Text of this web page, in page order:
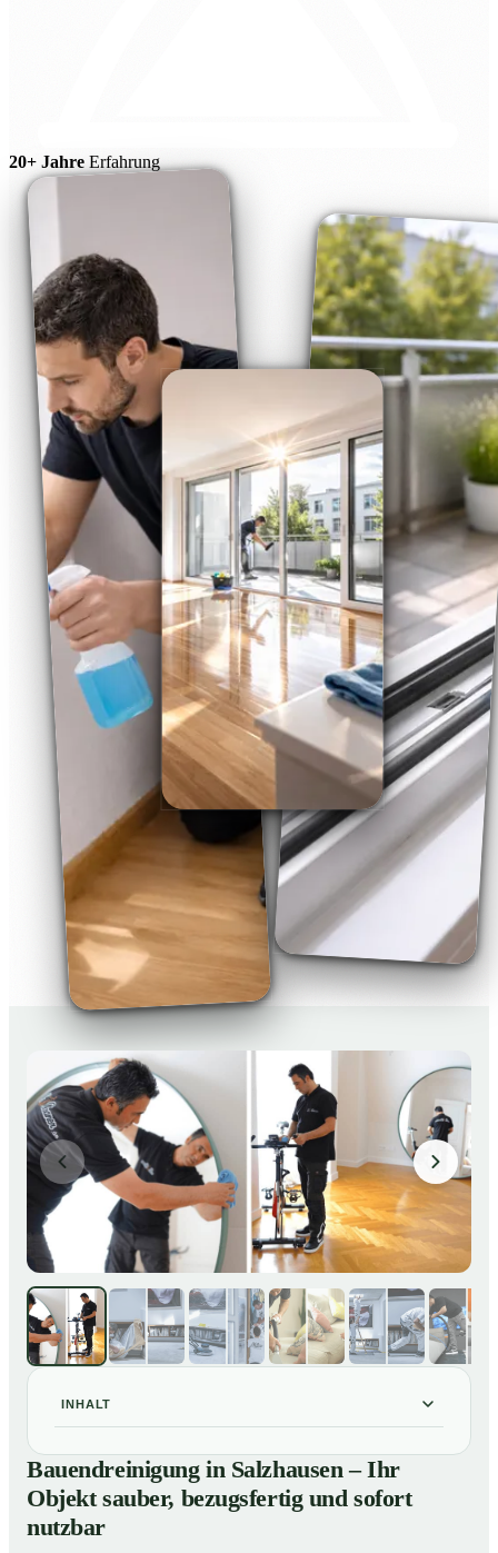
20+ Jahre Erfahrung
INHALT
Bauendreinigung in Salzhausen – Ihr Objekt sauber,
bezugsfertig und sofort nutzbar
02
Bauendreinigung in Salzhausen – gründliche
Entfernung von Handwerkerschmutz zum Festpreis
Bauendreinigung in Salzhausen – Ihr
Objekt sauber, bezugsfertig und sofort
nutzbar